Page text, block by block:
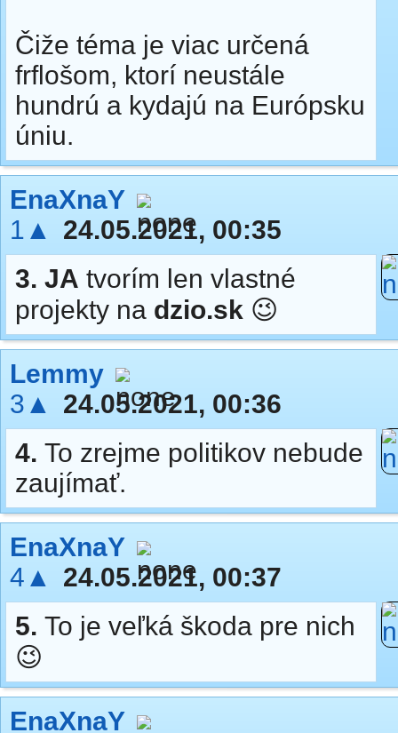
Čiže téma je viac určená
frflošom, ktorí neustále
hundrú a kydajú na Európsku
úniu.
EnaXnaY
1▲
24.05.2021, 00:35
3. JA tvorím len vlastné
projekty na dzio.sk 😉
Lemmy
3▲
24.05.2021, 00:36
4. To zrejme politikov nebude
zaujímať.
EnaXnaY
4▲
24.05.2021, 00:37
5. To je veľká škoda pre nich
😉
EnaXnaY